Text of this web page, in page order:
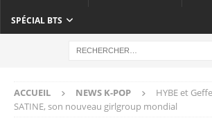
SPÉCIAL BTS
ACCUEIL NEWS K-POP
HYBE et
SATINE, son nouveau girlgroup mondial